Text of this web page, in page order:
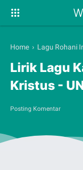
Home › Lagu Rohani
Lirik Lagu
Kristus -
Posting Komentar